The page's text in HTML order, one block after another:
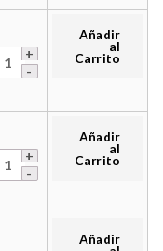
Añadir
al
Carrito
Añadir
al
Carrito
Añadir